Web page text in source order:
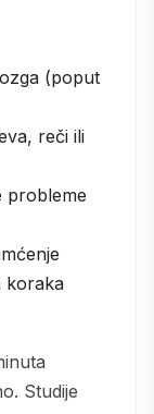
(poput
reči ili
probleme
koraka
Studije